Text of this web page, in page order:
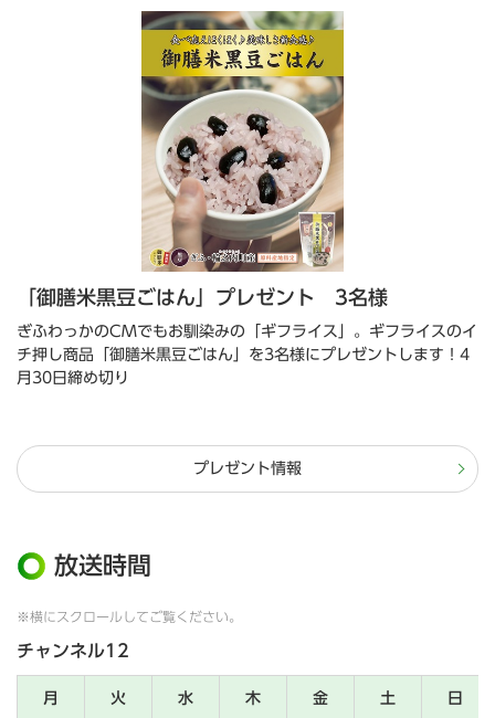
「御膳米黒豆ごはん」プレゼント 3名様
ぎふわっかのCMでもお馴染みの「ギフライス」。ギフライスのイ
チ押し商品「御膳米黒豆ごはん」を3名様にプレゼントします！4
月30日締め切り
プレゼント情報
放送時間
※横にスクロールしてご覧ください。
チャンネル12
月 火 水 木 金 土 日